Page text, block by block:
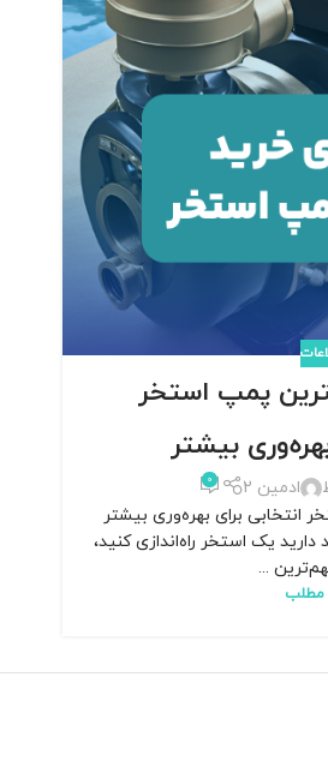
پمپ استخر
بیشتر
ادمین 2 0
انتخابی برای بهره‌وری بیشتر
یک استخر راه‌اندازی کنید،
...
مطلب